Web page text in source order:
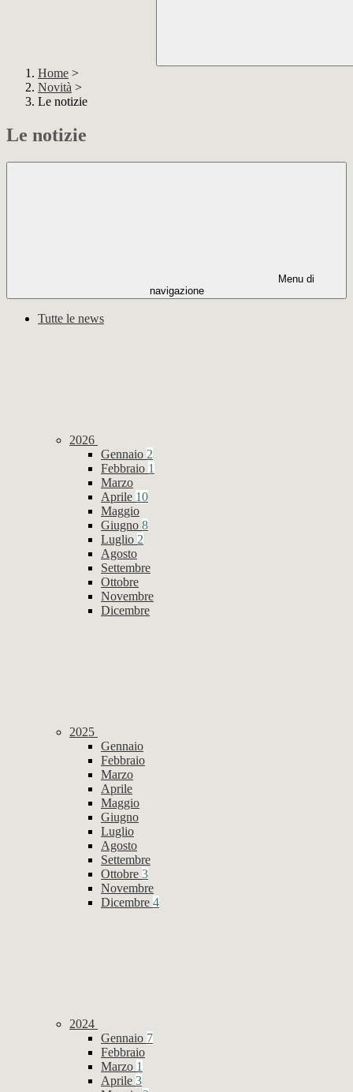
Home >
Novità >
Le notizie
Le notizie
Menu di
navigazione
Tutte le news
2026
Gennaio 2
Febbraio 1
Marzo
Aprile 10
Maggio
Giugno 8
Luglio 2
Agosto
Settembre
Ottobre
Novembre
Dicembre
2025
Gennaio
Febbraio
Marzo
Aprile
Maggio
Giugno
Luglio
Agosto
Settembre
Ottobre 3
Novembre
Dicembre 4
2024
Gennaio 7
Febbraio
Marzo 1
Aprile 3